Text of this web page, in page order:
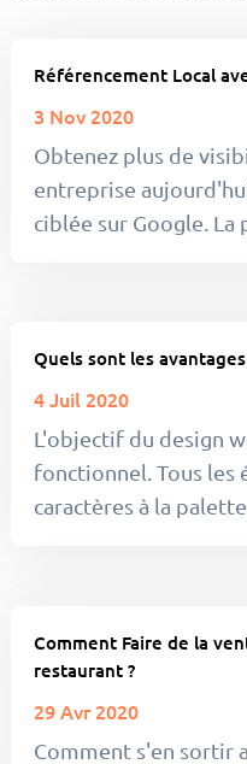
Référencement Local
3 Nov 2020
Obtenez plus de
entreprise
ciblée sur Google. La
Quels sont les
4 Juil 2020
L'objectif du design
fonctionnel. Tous les
caractères à la
Comment Faire de la
restaurant ?
29 Avr 2020
Comment s'en sortir